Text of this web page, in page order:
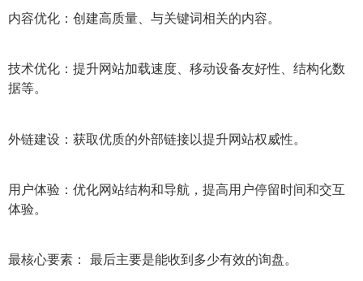
内容优化：创建高质量、与关键词相关的内容。
技术优化：提升网站加载速度、移动设备友好性、结构化数
据等。
外链建设：获取优质的外部链接以提升网站权威性。
用户体验：优化网站结构和导航，提高用户停留时间和交互
体验。
最核心要素： 最后主要是能收到多少有效的询盘。